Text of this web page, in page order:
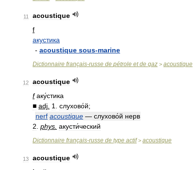
11
acoustique
f
акустика
- acoustique sous-marine
Dictionnaire français-russe de pétrole et de gaz > acoustique
12
acoustique
f аку́стика
■ adj 1 слухово́й;
nerf acoustique — слухово́й нерв
2 phys акусти́ческий
Dictionnaire français-russe de type actif> acoustique
13
acoustique